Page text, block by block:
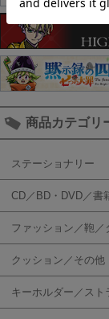
商品カテゴリ
ステーショナリー
CD／BD・DVD／書
ファッション／鞄／
クッション／その他
キーホルダー／スト